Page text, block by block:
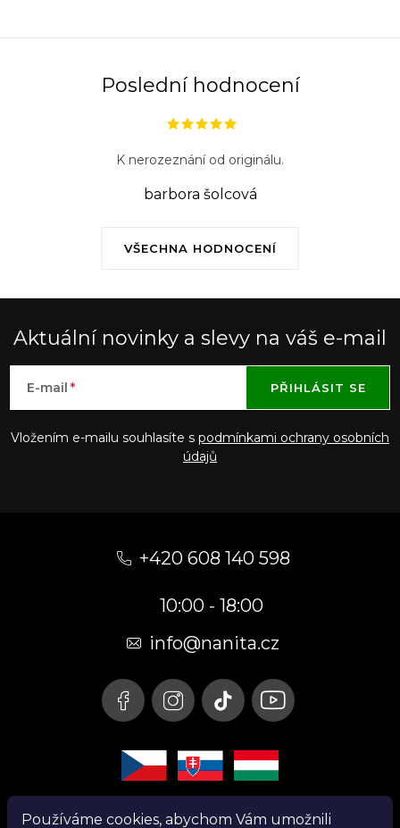
Používáme cookies, abychom Vám umožnili
Poslední hodnocení
VŠECHNA HODNOCENÍ
K nerozeznání od originálu.
barbora šolcová
Aktuální novinky a slevy na váš e-mail
E-mail
Vložením e-mailu souhlasíte s podmínkami ochrany osobních
údajů
PŘIHLÁSIT SE
+420 608 140 598
10:00 - 18:00
info@nanita.cz